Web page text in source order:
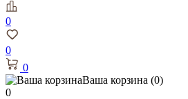
0
0
0
Ваша корзина (0)
0